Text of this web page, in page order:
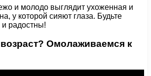
и молодо выглядит ухоженная и
у которой сияют глаза. Будьте
и радостны!
Омолаживаемся к